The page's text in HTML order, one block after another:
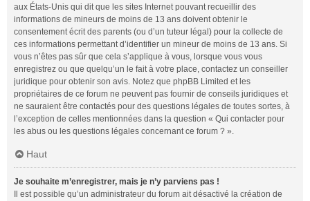
aux États-Unis qui dit que les sites Internet pouvant recueillir des
informations de mineurs de moins de 13 ans doivent obtenir le
consentement écrit des parents (ou d’un tuteur légal) pour la collecte de
ces informations permettant d’identifier un mineur de moins de 13 ans. Si
vous n’êtes pas sûr que cela s’applique à vous, lorsque vous vous
enregistrez ou que quelqu’un le fait à votre place, contactez un conseiller
juridique pour obtenir son avis. Notez que phpBB Limited et les
propriétaires de ce forum ne peuvent pas fournir de conseils juridiques et
ne sauraient être contactés pour des questions légales de toutes sortes, à
l’exception de celles mentionnées dans la question « Qui contacter pour
les abus ou les questions légales concernant ce forum ? ».
Haut
Je souhaite m’enregistrer, mais je n’y parviens pas !
Il est possible qu’un administrateur du forum ait désactivé la création de